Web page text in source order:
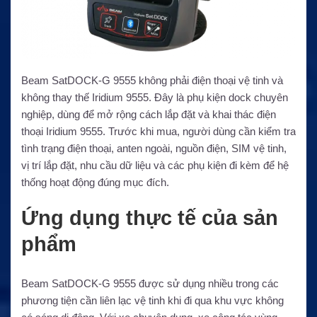
Beam SatDOCK-G 9555 không phải điện thoại vệ tinh và
không thay thế Iridium 9555. Đây là phụ kiện dock chuyên
nghiệp, dùng để mở rộng cách lắp đặt và khai thác điện
thoại Iridium 9555. Trước khi mua, người dùng cần kiểm tra
tình trạng điện thoại, anten ngoài, nguồn điện, SIM vệ tinh,
vị trí lắp đặt, nhu cầu dữ liệu và các phụ kiện đi kèm để hệ
thống hoạt động đúng mục đích.
Ứng dụng thực tế của sản
phẩm
Beam SatDOCK-G 9555 được sử dụng nhiều trong các
phương tiện cần liên lạc vệ tinh khi đi qua khu vực không